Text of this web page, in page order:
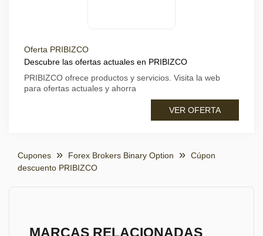
Oferta PRIBIZCO
Descubre las ofertas actuales en PRIBIZCO
PRIBIZCO ofrece productos y servicios. Visita la web
para ofertas actuales y ahorra
VER OFERTA
Cupones Forex Brokers Binary Option
Cúpon
descuento PRIBIZCO
MARCAS RELACIONADAS